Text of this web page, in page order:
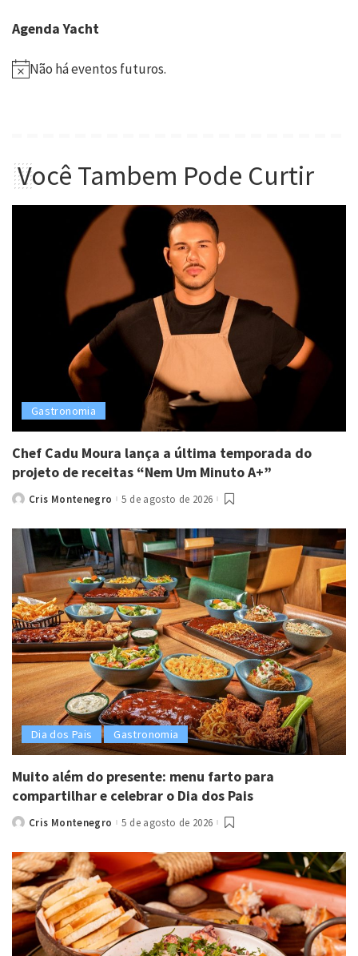
Agenda Yacht
Não há eventos futuros.
Você Tambem Pode Curtir
Gastronomia
Chef Cadu Moura lança a última temporada do
projeto de receitas “Nem Um Minuto A+”
PostedCris Montenegro 5 de agosto de 2026
Dia dos Pais Gastronomia
Muito além do presente: menu farto para
compartilhar e celebrar o Dia dos Pais
PostedCris Montenegro 5 de agosto de 2026